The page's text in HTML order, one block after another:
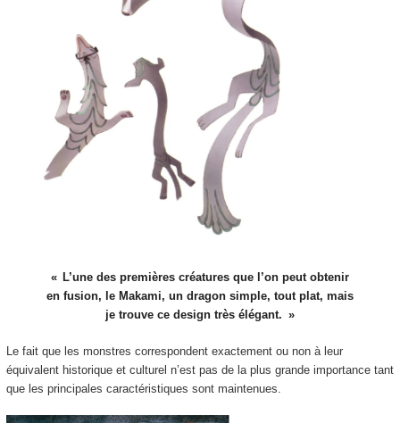
L’une des premières créatures que l’on peut obtenir
en fusion, le Makami, un dragon simple, tout plat, mais
je trouve ce design très élégant.
Le fait que les monstres correspondent exactement ou non à leur
équivalent historique et culturel n’est pas de la plus grande importance tant
que les principales caractéristiques sont maintenues.